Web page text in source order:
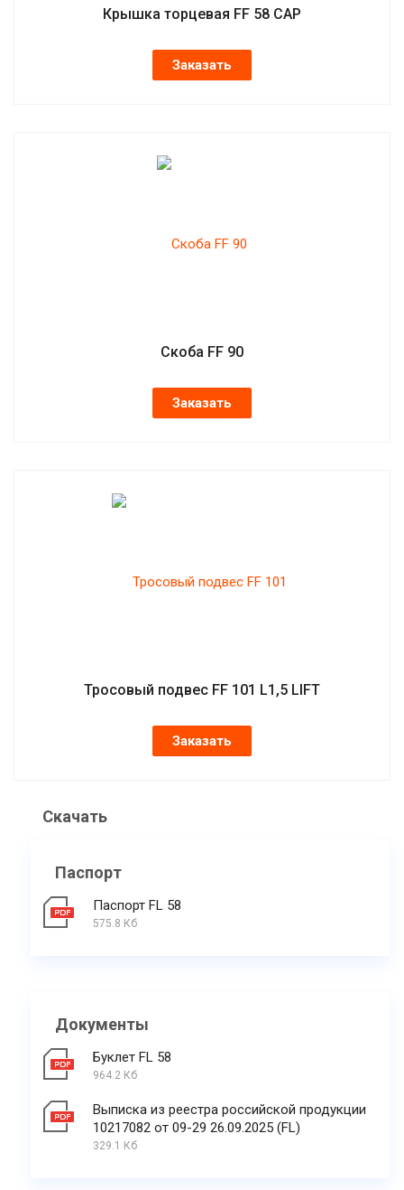
Крышка торцевая FF 58 CAP
Заказать
Скоба FF 90
Заказать
Тросовый подвес FF 101 L1,5 LIFT
Заказать
Скачать
Паспорт
Паспорт FL 58
575.8 Кб
Документы
Буклет FL 58
964.2 Кб
Выписка из реестра российской продукции
10217082 от 09-29 26.09.2025 (FL)
329.1 Кб